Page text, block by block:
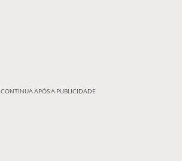
CONTINUA APÓS A PUBLICIDADE